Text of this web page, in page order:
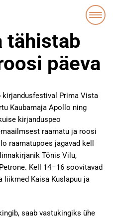
tähistab
päeva
kirjandusfestival Prima Vista
Kaubamaja Apollo ning
kirjanduspeo
raamatu ja roosi
raamatupoes jagavad kell
Tõnis Vilu,
Kell 14–16 soovitavad
liikmed Kaisa Kuslapuu ja
saab vastukingiks ühe